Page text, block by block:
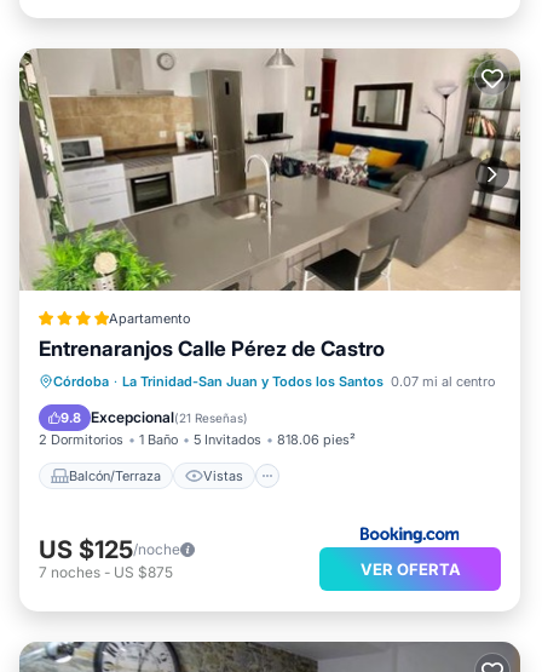
Apartamento
Entrenaranjos Calle Pérez de Castro
Córdoba · La Trinidad-San Juan y Todos los Santos 0.07 mi al centro
9.8 Excepcional(21 Reseñas)
2 Dormitorios 1 Baño 5 Invitados 818.06 pies²
Balcón/Terraza Vistas
Balcón/Terraza
Vistas
Aire acondicionado
US $125/noche
7 noches - US $875 VER OFERTA